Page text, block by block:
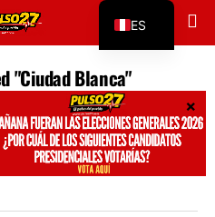
"Ciudad Blanca"
en Arequipa: Rafael López Aliaga
«Porky Corrupto» en la Ciudad
ES
EN